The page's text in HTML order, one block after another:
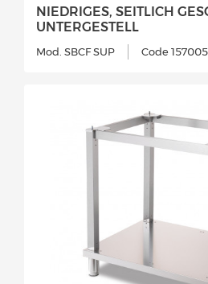
NIEDRIGES, SEITLICH
UNTERGESTELL
Mod. SBCF SUP Code